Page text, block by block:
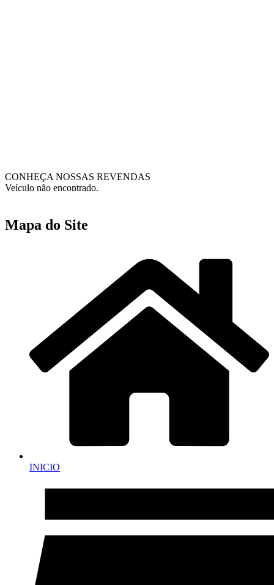
CONHEÇA NOSSAS REVENDAS
Veículo não encontrado.
Mapa do Site
INICIO